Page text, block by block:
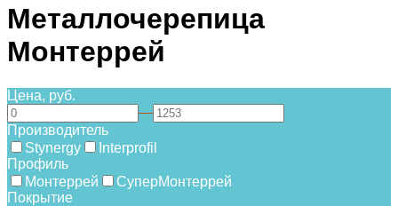
Металлочерепица
Монтеррей
Цена, руб.
—
Производитель
Stynergy
Interprofil
Профиль
Монтеррей
СуперМонтеррей
Покрытие